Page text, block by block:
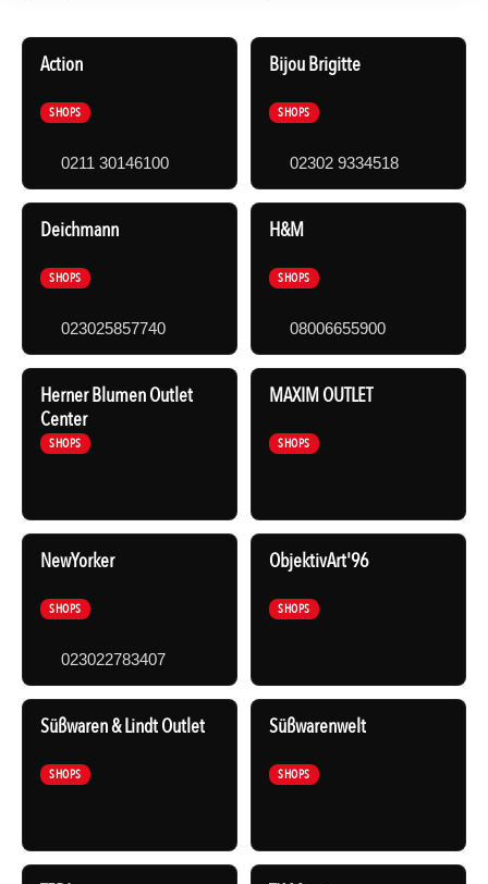
SHOPS
Action
0211 30146100
SHOPS
Bijou Brigitte
02302 9334518
SHOPS
Deichmann
023025857740
SHOPS
H&M
08006655900
SHOPS
Herner Blumen Outlet
Center
SHOPS
MAXIM OUTLET
SHOPS
NewYorker
023022783407
SHOPS
ObjektivArt'96
SHOPS
Süßwaren & Lindt Outlet
SHOPS
Süßwarenwelt